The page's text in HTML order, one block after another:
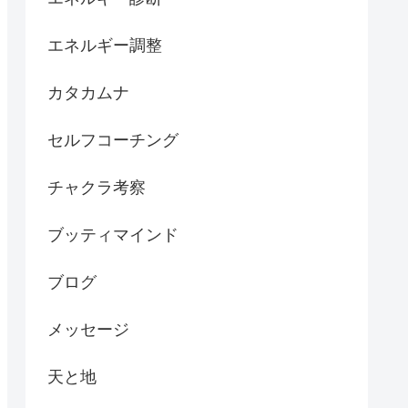
エネルギー調整
カタカムナ
セルフコーチング
チャクラ考察
ブッティマインド
ブログ
メッセージ
天と地